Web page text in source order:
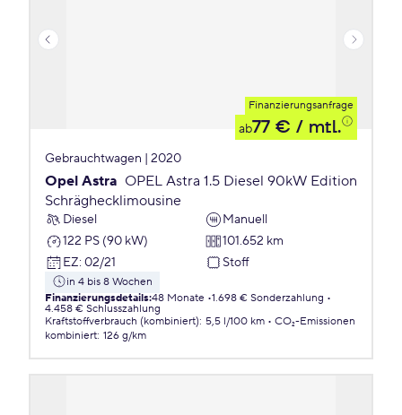
Finanzierungsanfrage
ab77 € / mtl.
Gebrauchtwagen | 2020
Opel Astra OPEL Astra 1.5 Diesel 90kW Edition
Schräghecklimousine
Diesel
Manuell
122 PS (90 kW)
101.652 km
EZ: 02/21 Stoff
in 4 bis 8 Wochen
Finanzierungsdetails:48 Monate 1.698 € Sonderzahlung
4.458 € Schlusszahlung
Kraftstoffverbrauch (kombiniert): 5,5 l/100 km
CO₂-Emissionen
kombiniert: 126 g/km